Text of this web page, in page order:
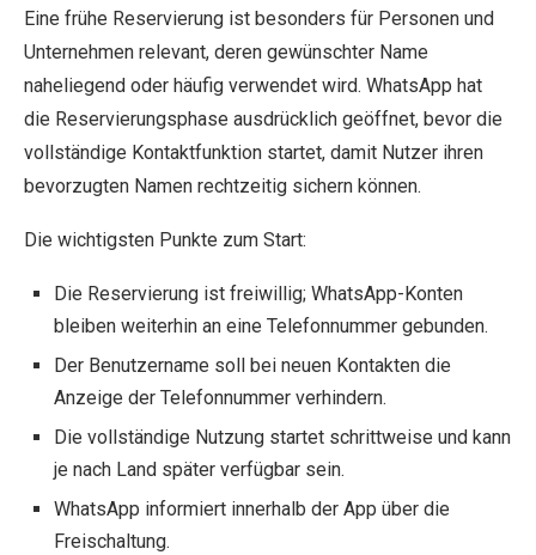
Eine frühe Reservierung ist besonders für Personen und
Unternehmen relevant, deren gewünschter Name
naheliegend oder häufig verwendet wird. WhatsApp hat
die Reservierungsphase ausdrücklich geöffnet, bevor die
vollständige Kontaktfunktion startet, damit Nutzer ihren
bevorzugten Namen rechtzeitig sichern können.
Die wichtigsten Punkte zum Start:
Die Reservierung ist freiwillig; WhatsApp-Konten
bleiben weiterhin an eine Telefonnummer gebunden.
Der Benutzername soll bei neuen Kontakten die
Anzeige der Telefonnummer verhindern.
Die vollständige Nutzung startet schrittweise und kann
je nach Land später verfügbar sein.
WhatsApp informiert innerhalb der App über die
Freischaltung.